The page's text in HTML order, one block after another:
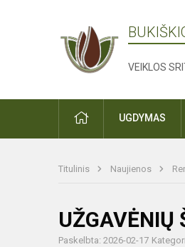
VEIKLOS
PRADŽIAUGDYMAS
Titulinis Naujienos
UŽGAVĖNIŲ
Paskelbta: 2026-02-17